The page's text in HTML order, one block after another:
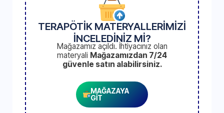
TERAPÖTİK MATERYALLERİMİZİ
İNCELEDİNİZ Mİ?
Mağazamız açıldı. İhtiyacınız olan
materyali Mağazamızdan 7/24
güvenle satın alabilirsiniz.
MAĞAZAYA
GİT